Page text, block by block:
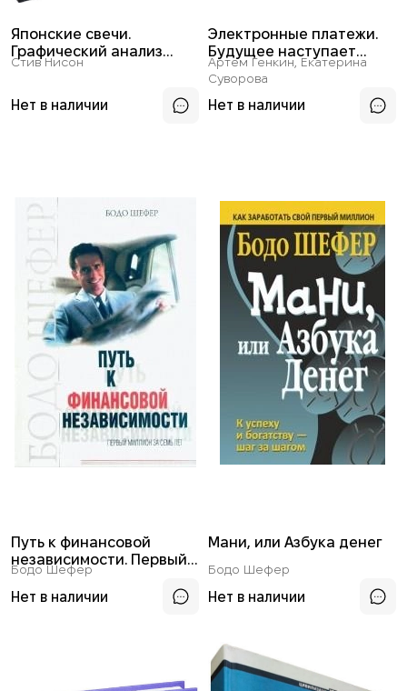
Японские свечи.
Графический анализ
финансовых рынков
Стив Нисон
Нет в наличии
Электронные платежи.
Будущее наступает
сегодня
Артем Генкин, Екатерина
Суворова
Нет в наличии
Путь к финансовой
независимости. Первый
миллион за семь лет
Бодо Шефер
Нет в наличии
Мани, или Азбука денег
Бодо Шефер
Нет в наличии